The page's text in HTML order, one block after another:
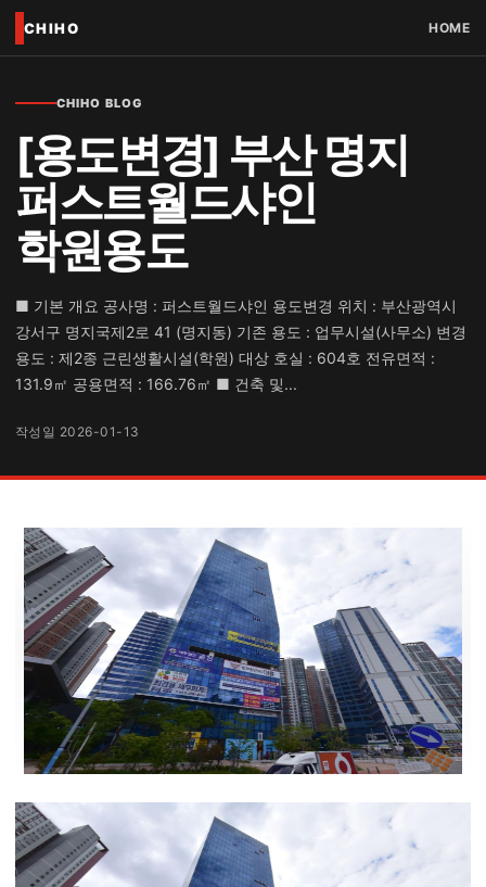
CHIHO HOME
CHIHO BLOG
[용도변경] 부산 명지
퍼스트월드샤인
학원용도
■ 기본 개요 공사명 : 퍼스트월드샤인 용도변경 위치 : 부산광역시
강서구 명지국제2로 41 (명지동) 기존 용도 : 업무시설(사무소) 변경
용도 : 제2종 근린생활시설(학원) 대상 호실 : 604호 전유면적 :
131.9㎡ 공용면적 : 166.76㎡ ■ 건축 및...
작성일 2026-01-13